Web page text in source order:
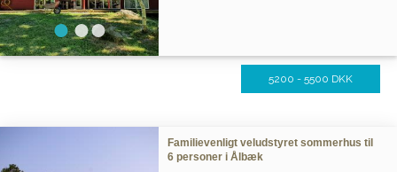
5200 - 5500 DKK
Familievenligt veludstyret sommerhus til
6 personer i Ålbæk